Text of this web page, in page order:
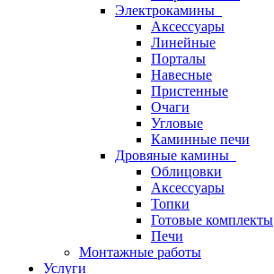
Электрокамины
Аксессуары
Линейные
Порталы
Навесные
Пристенные
Очаги
Угловые
Каминные печи
Дровяные камины
Облицовки
Аксессуары
Топки
Готовые комплекты
Печи
Монтажные работы
Услуги